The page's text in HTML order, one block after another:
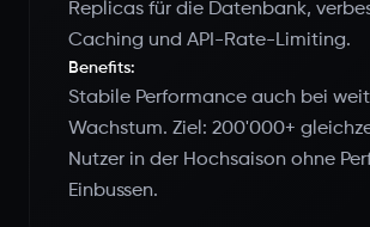
Replicas für die Datenbank,
Caching und API-Rate-Limiting.
Benefits:
Stabile Performance auch bei
Wachstum. Ziel: 200'000+
Nutzer in der Hochsaison ohne
Einbussen.